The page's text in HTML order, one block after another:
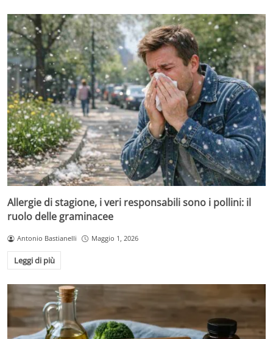
Allergie di stagione, i veri responsabili sono i pollini: il
ruolo delle graminacee
Antonio Bastianelli Maggio 1, 2026
Leggi di più